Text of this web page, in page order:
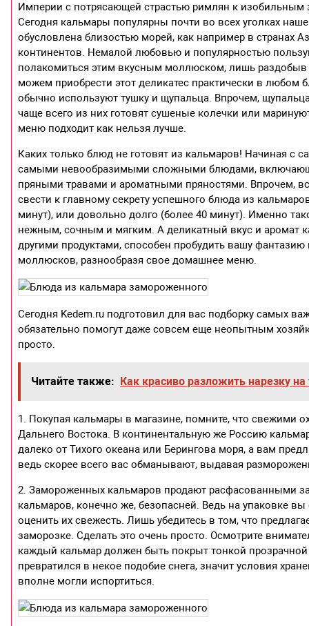
Империи с потрясающей страстью римлян к изобильным
Сегодня кальмары популярны почти во всех уголках
обусловлена близостью морей, как например в странах
континентов. Немалой любовью и популярностью
полакомиться этим вкусным моллюском, лишь
можем приобрести этот деликатес практически в
обычно используют тушку и щупальца. Впрочем,
чаще всего из них готовят сушеные колечки или
меню подходит как нельзя лучше.
Каких только блюд не готовят из кальмаров! Начиная с
самыми невообразимыми сложными блюдами,
пряными травами и ароматными пряностями. Впрочем,
свести к главному секрету успешного блюда из
минут), или довольно долго (более 40 минут). Именно
нежным, сочным и мягким. А деликатный вкус и аромат
другими продуктами, способен пробудить вашу
моллюсков, разнообразя свое домашнее меню.
Сегодня Kedem.ru подготовил для вас подборку самых
обязательно помогут даже совсем еще неопытным
просто.
Читайте также: Как красиво разложить нарезку
1. Покупая кальмары в магазине, помните, что свежими
Дальнего Востока. В континентальную же Россию
далеко от Тихого океана или Берингова моря, а вам
ведь скорее всего вас обманывают, выдавая
2. Замороженных кальмаров продают расфасованными
кальмаров, конечно же, безопасней. Ведь на упаковке
оценить их свежесть. Лишь убедитесь в том, что
заморозке. Сделать это очень просто. Осмотрите
каждый кальмар должен быть покрыт тонкой
превратился в некое подобие снега, значит условия
вполне могли испортиться.